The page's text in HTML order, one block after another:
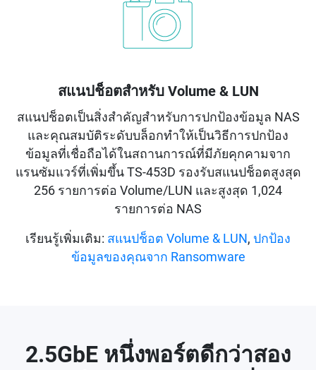
สแนปช็อตสำหรับ Volume & LUN
สแนปช็อตเป็นสิ่งสำคัญสำหรับการปกป้องข้อมูล NAS
และคุณสมบัติระดับบล็อกทำให้เป็นวิธีการปกป้อง
ข้อมูลที่เชื่อถือได้ในสถานการณ์ที่มีภัยคุกคามจาก
แรนซัมแวร์ที่เพิ่มขึ้น TS-453D รองรับสแนปช็อตสูงสุด
256 รายการต่อ Volume/LUN และสูงสุด 1,024
รายการต่อ NAS
เรียนรู้เพิ่มเติม: สแนปช็อต Volume & LUN , ปกป้อง
ข้อมูลของคุณจาก Ransomware
2.5GbE หนึ่งพอร์ตดีกว่าสอง